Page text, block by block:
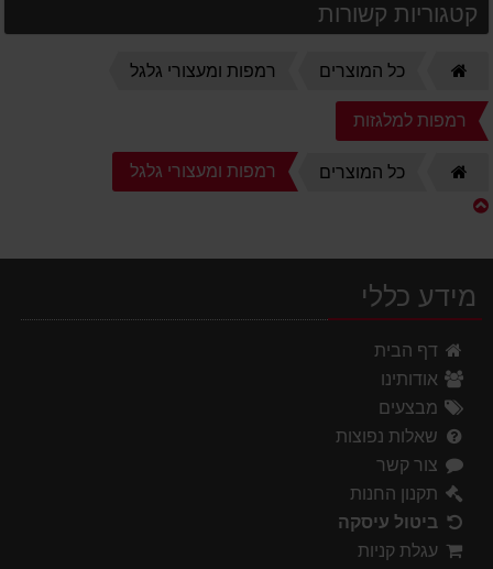
קטגוריות קשורות
כל המוצרים רמפות ומעצורי גלגל
רמפות למלגזות
כל המוצרים רמפות ומעצורי גלגל
מידע כללי
דף הבית
אודותינו
מבצעים
שאלות נפוצות
צור קשר
תקנון החנות
ביטול עיסקה
עגלת קניות